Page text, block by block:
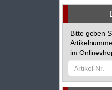
Bitte geben
im